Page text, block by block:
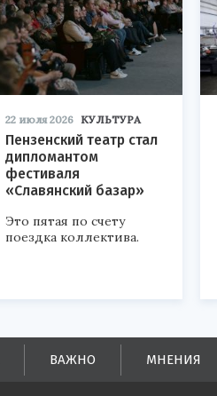
22 июля 2026 КУЛЬТУРА
Пензенский театр стал
дипломантом
фестиваля
«Славянский базар»
Это пятая по счету
поездка коллектива.
ВАЖНО МНЕНИЯ